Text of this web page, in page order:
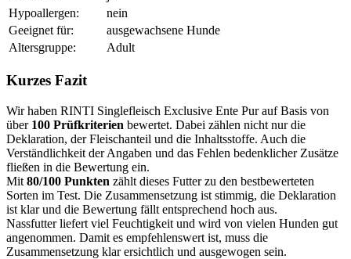
Hypoallergen:
nein
Geeignet für:
ausgewachsene Hunde
Altersgruppe:
Adult
Kurzes Fazit
Wir haben RINTI Singlefleisch Exclusive Ente Pur auf Basis von
über 100 Prüfkriterien bewertet. Dabei zählen nicht nur die
Deklaration, der Fleischanteil und die Inhaltsstoffe. Auch die
Verständlichkeit der Angaben und das Fehlen bedenklicher Zusätze
fließen in die Bewertung ein.
Mit 80/100 Punkten zählt dieses Futter zu den bestbewerteten
Sorten im Test. Die Zusammensetzung ist stimmig, die Deklaration
ist klar und die Bewertung fällt entsprechend hoch aus.
Nassfutter liefert viel Feuchtigkeit und wird von vielen Hunden gut
angenommen. Damit es empfehlenswert ist, muss die
Zusammensetzung klar ersichtlich und ausgewogen sein.